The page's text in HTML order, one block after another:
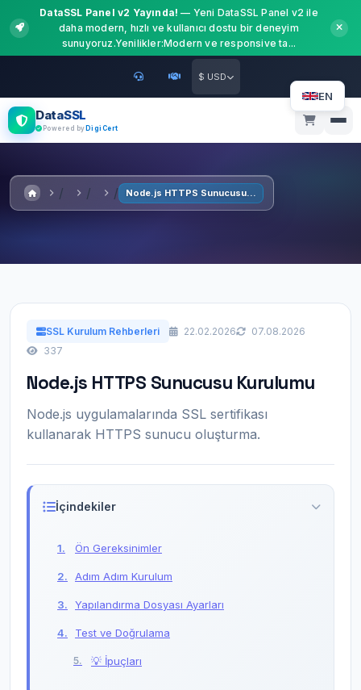
DataSSL Panel v2 Yayında! — Yeni DataSSL Panel v2 ile
daha modern, hızlı ve kullanıcı dostu bir deneyim
sunuyoruz.Yenilikler:Modern ve responsive ta...
$ USD
DataSSL
Powered by DigiCert
EN
Node.js HTTPS Sunucusu Kurulumu
SSL Kurulum Rehberleri 22.02.2026
07.08.2026
337
Node.js HTTPS Sunucusu Kurulumu
Node.js uygulamalarında SSL sertifikası
kullanarak HTTPS sunucu oluşturma.
İçindekiler
Ön Gereksinimler
Adım Adım Kurulum
Yapılandırma Dosyası Ayarları
Test ve Doğrulama
💡 İpuçları